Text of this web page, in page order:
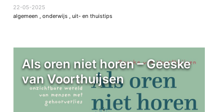
22-05-2025
algemeen , onderwijs , uit- en thuistips
Als oren niet horen – Geeske
van Voorthuijsen